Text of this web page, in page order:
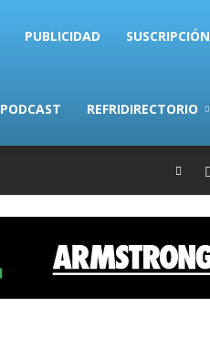
PUBLICIDAD SUSCRIPCIÓN
PODCAST REFRIDIRECTORIO